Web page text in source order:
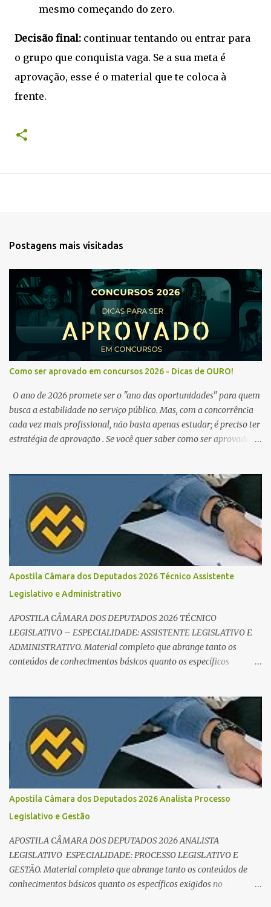
mesmo começando do zero.
Decisão final: continuar tentando ou entrar para
o grupo que conquista vaga. Se a sua meta é
aprovação, esse é o material que te coloca à
frente.
Postagens mais visitadas
Como ser aprovado em concursos 2026 - Dicas de OURO!
O ano de 2026 promete ser o "ano das oportunidades" para quem
busca a estabilidade no serviço público. Mas, com a concorrência
cada vez mais profissional, não basta apenas estudar; é preciso ter
estratégia de aprovação . Se você quer saber como ser aprovado
Edital Verticalizado Não comece a estudar sem ler o edital. A dica
de ouro é criar um edital verticalizado . Liste todos os tópicos e
marque seu progresso (Teoria / Resumo / Questões). Isso evita que
você perca tempo com conteúdos irrelevantes e garante que você
bata todo o conteúdo programático. Palavras-chave para o seu
sucesso: Cronograma de estudos dinâmico; Técnica Pomodoro
para foco total; Foco em disciplinas básicas (Português, RLM e
Direito Administrativo). 🔄 2. Revisão Espaç...
Apostila Câmara dos Deputados 2026 Técnico Assistente
Legislativo e Administrativo
APOSTILA CÂMARA DOS DEPUTADOS 2026 TÉCNICO
LEGISLATIVO – ESPECIALIDADE: ASSISTENTE LEGISLATIVO E
ADMINISTRATIVO. Material completo que abrange tanto os
conteúdos de conhecimentos básicos quanto os específicos
realidade, e o cargo de Analista Legislativo (Processo Legislativo e
Gestão) se destaca como uma das melhores oportunidades do ano.
Com exigência de nível superior em qualquer área, o certame
oferece 35 vagas imediatas e salários que ultrapassam os R$ 30
mil . O que estudar para Processo Legislativo e Gestão? Para vencer
a concorrência da banca Cebraspe , o candidato precisa dominar o
conteúdo programático dividido em: Conhecimentos Básicos:
Português, Inglês, Raciocínio Lógico e Informática/Dados.
Conhecimentos Específicos: O "coração" da prova. É essencial focar
no Regimento Interno da Câmara dos Deputa...
Apostila Câmara dos Deputados 2026 Analista Processo
Legislativo e Gestão
APOSTILA CÂMARA DOS DEPUTADOS 2026 ANALISTA
LEGISLATIVO ESPECIALIDADE: PROCESSO LEGISLATIVO E
GESTÃO. Material completo que abrange tanto os conteúdos de
conhecimentos básicos quanto os específicos exigidos no